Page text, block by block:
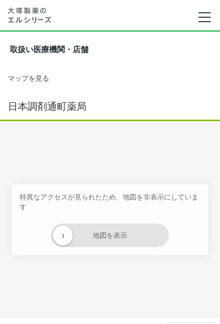
取扱い医療機関・店舗
マップを見る
日本調剤通町薬局
特異なアクセスが見られたため、地図を非表示にしていま
す
地図を表示
›